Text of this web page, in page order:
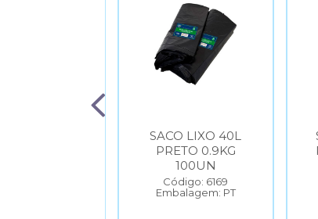
SACO LIXO 40L
PRETO 0.9KG
100UN
Código: 6169
Embalagem: PT